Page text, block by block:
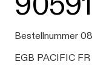
Bestellnummer
EGB PACIFIC FR